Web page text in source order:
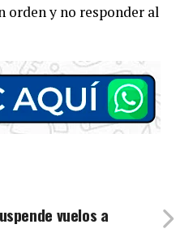
orden y no responder al
vuelos a